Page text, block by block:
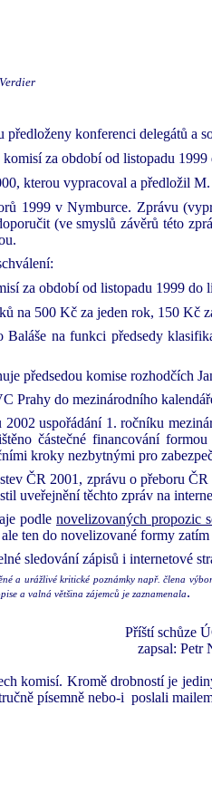
konferenci delegátů a
za období od listopadu
kterou vypracoval a předložil M.
1999 v Nymburce. Zprávu
(ve smyslů závěrů této
za období od listopadu 1999 do
na 500 Kč za jeden rok, 150 Kč
na funkci předsedy
předsedou komise rozhodčích
Prahy do mezinárodního
uspořádání 1. ročníku
částečné financování
kroky nezbytnými pro
ČR 2001, zprávu o přeboru
uveřejnění těchto zpráv na
podle novelizovaných propozic
ten do novelizované formy zatím
sledování zápisů i internetové
a urážlivé kritické poznámky např. člena
a valná většina zájemců je zaznamenala.
Příští schůze
zapsal: Petr
komisí. Kromě drobností je
písemně nebo-i poslali